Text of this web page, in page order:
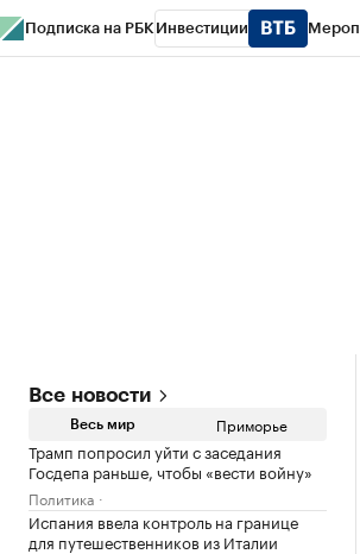
Подписка на РБК Инвестиции
Все новости
Весь мир Приморье
Трамп попросил уйти с заседания
Госдепа раньше, чтобы «вести войну»
Политика
Испания ввела контроль на границе
для путешественников из Италии